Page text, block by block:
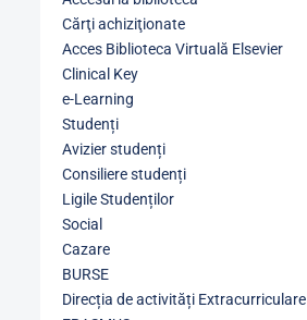
Cărţi achiziţionate
Acces Biblioteca Virtuală Elsevier
Clinical Key
e-Learning
Studenți
Avizier studenți
Consiliere studenți
Ligile Studenților
Social
Cazare
BURSE
Direcția de activități Extracurriculare